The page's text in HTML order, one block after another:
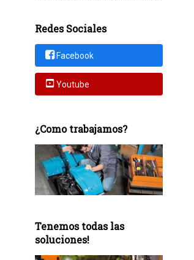
Redes Sociales
Facebook
Youtube
¿Como trabajamos?
Tenemos todas las
soluciones!